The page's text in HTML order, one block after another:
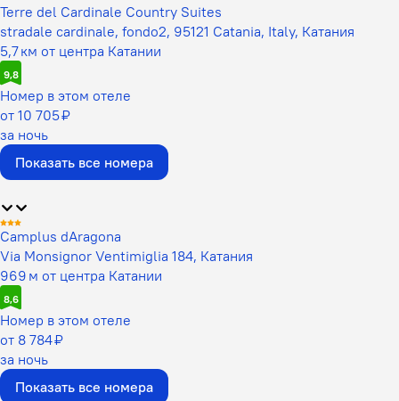
Terre del Cardinale Country Suites
stradale cardinale, fondo2, 95121 Catania, Italy, Катания
5,7 км от центра Катании
9,8
Номер в этом отеле
от 10 705 ₽
за ночь
Показать все номера
Camplus dAragona
Via Monsignor Ventimiglia 184, Катания
969 м от центра Катании
8,6
Номер в этом отеле
от 8 784 ₽
за ночь
Показать все номера